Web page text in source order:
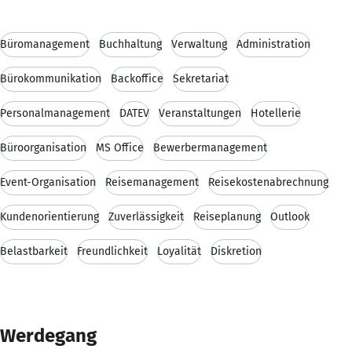
Büromanagement Buchhaltung Verwaltung Administration
Bürokommunikation Backoffice Sekretariat
Personalmanagement DATEV Veranstaltungen Hotellerie
Büroorganisation MS Office Bewerbermanagement
Event-Organisation Reisemanagement Reisekostenabrechnung
Kundenorientierung Zuverlässigkeit Reiseplanung Outlook
Belastbarkeit Freundlichkeit Loyalität Diskretion
Werdegang